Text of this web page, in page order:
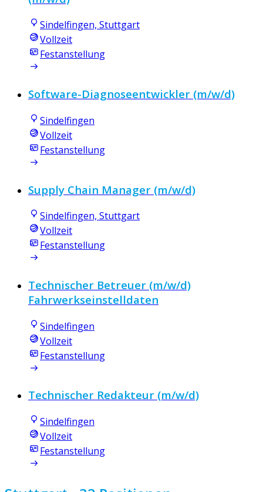
Sindelfingen, Stuttgart
Vollzeit
Festanstellung
Software-Diagnoseentwickler (m/w/d)
Sindelfingen
Vollzeit
Festanstellung
Supply Chain Manager (m/w/d)
Sindelfingen, Stuttgart
Vollzeit
Festanstellung
Technischer Betreuer (m/w/d)
Fahrwerkseinstelldaten
Sindelfingen
Vollzeit
Festanstellung
Technischer Redakteur (m/w/d)
Sindelfingen
Vollzeit
Festanstellung